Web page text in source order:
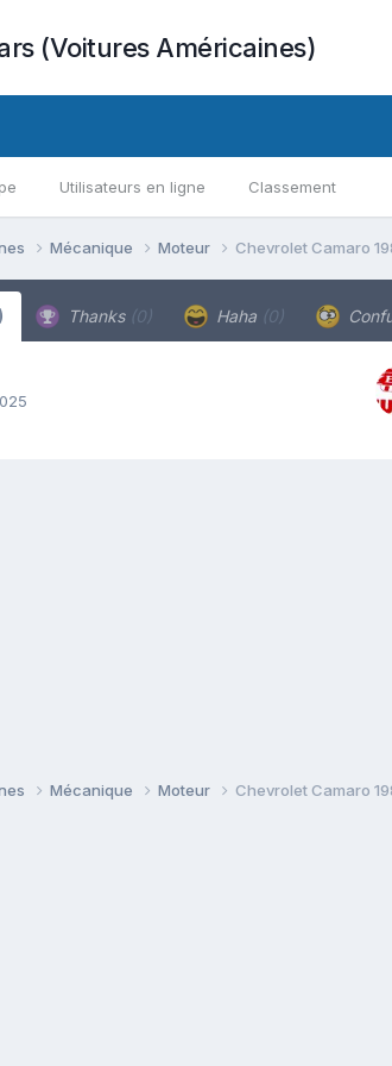
(Voitures Américaines)
Utilisateurs en ligne Classement
Mécanique Moteur Chevrolet Camaro
Thanks (0) Haha (0)
Mécanique Moteur Chevrolet Camaro